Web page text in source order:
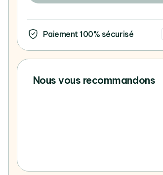
Paiement 100% sécurisé
Nous vous recommandons